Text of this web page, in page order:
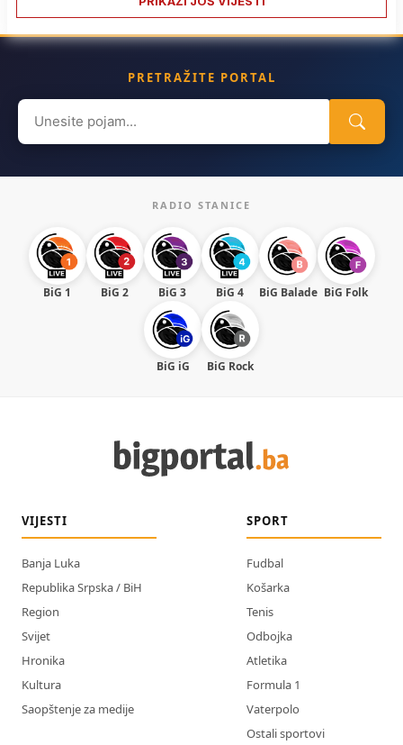
PRETRAŽITE PORTAL
Search
for:
RADIO STANICE
BiG 1 BiG 2 BiG 3 BiG 4 BiG Balade BiG Folk
BiG iG BiG Rock
VIJESTI
Banja Luka
Republika Srpska / BiH
Region
Svijet
Hronika
Kultura
Saopštenje za medije
SPORT
Fudbal
Košarka
Tenis
Odbojka
Atletika
Formula 1
Vaterpolo
Ostali sportovi